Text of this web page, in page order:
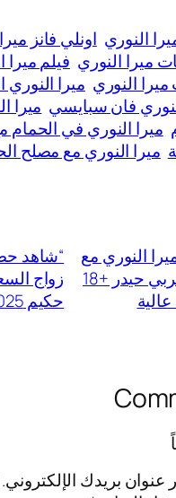
النوري اونلي فانز
ميرا النوري فيلم ميرا
ميرا النوري ميرا النوري
فان سبايسي ميرا
ميرا النوري في الحمام
ميرا النوري مع مصلح
النوري مع
الشاب العربي حيدر +18
“شاهد
زواج
حكيم 2025
عنوان بريدك الإلكتروني.